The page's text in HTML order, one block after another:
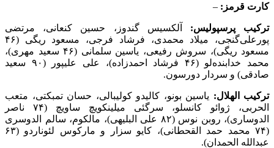
کارت قرمز: –
ترکیب پرسپولیس:
آلکسیس گندوز، حسین کنعانی، مرتضی
پورعلی‌گنجی، میلاد محمدی، فرشاد فرجی، مسعود ریگی (۴۶
مسعود ریگی)، سروش رفیعی، یاسین سلمانی (۴۶ سعید مهری)،
محمد خدابنده‌لو (۴۶ فرشاد احمدزاده)، علی علیپور (۹۰ سعید
صادقی) و سردار دورسون.
ترکیب الهلال: یاسین بونو، کالیدو کولیبالی، حسان تمبکتی، متعب
الحربی، ژوائو کانسلو، سرگئی میلینکویچ ساویچ (۷۴ ناصر
الدوساری)، روبن نوس (۸۲ علی البلیهی)، مالکوم، سالم الدوسری
(۷۴ محمد حمد القحطانی)، کایو سزار و مارکوس لئوناردو (۶۳
عبدالله الحمدان).